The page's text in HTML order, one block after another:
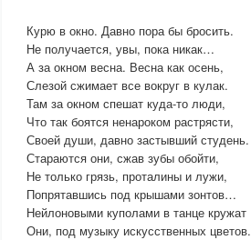
Курю в окно. Давно пора бы бросить.
Не получается, увы, пока никак…
А за окном весна. Весна как осень,
Слезой сжимает все вокруг в кулак.
Там за окном спешат куда-то люди,
Что так боятся ненароком растрясти,
Своей души, давно застывший студень.
Стараются они, сжав зубы обойти,
Не только грязь, проталины и лужи,
Попрятавшись под крышами зонтов…
Нейлоновыми куполами в танце кружат
Они, под музыку искусственных цветов.